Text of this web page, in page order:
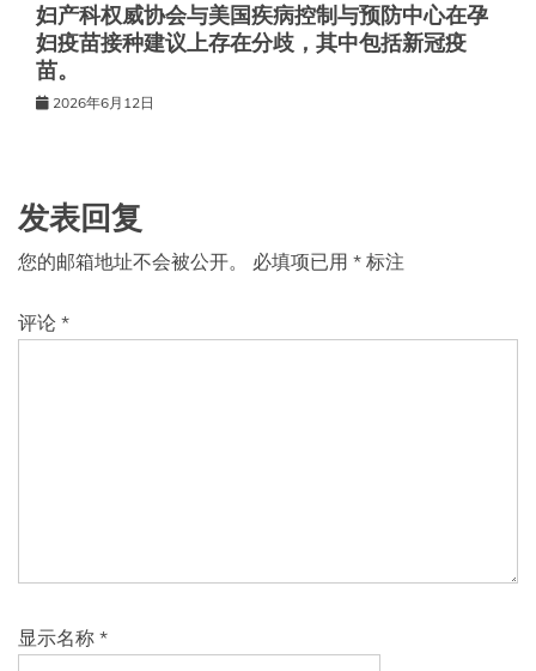
妇产科权威协会与美国疾病控制与预防中心在孕
妇疫苗接种建议上存在分歧，其中包括新冠疫
苗。
2026年6月12日
发表回复
您的邮箱地址不会被公开。 必填项已用 * 标注
评论 *
显示名称 *